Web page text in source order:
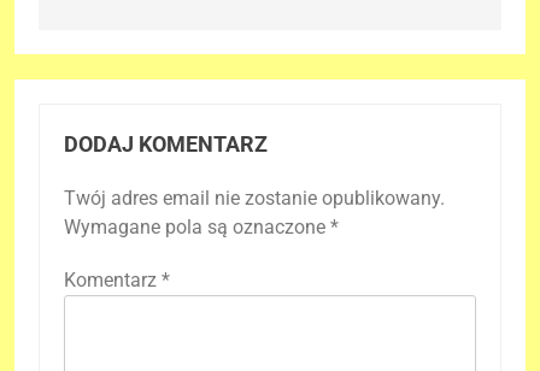
DODAJ KOMENTARZ
Twój adres email nie zostanie opublikowany.
Wymagane pola są oznaczone *
Komentarz *